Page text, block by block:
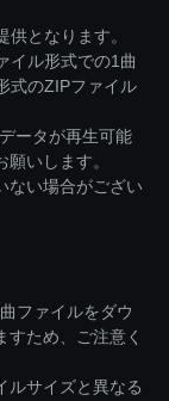
供となります。
イル形式での1曲
式のZIPファイル
ータが再生可能
いします。
ない場合がござい
ファイルをダウ
ため、ご注意く
ルサイズと異なる